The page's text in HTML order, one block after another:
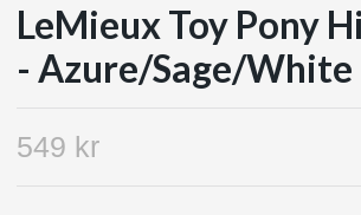
LeMieux Toy Pony
- Azure/Sage/White
549 kr